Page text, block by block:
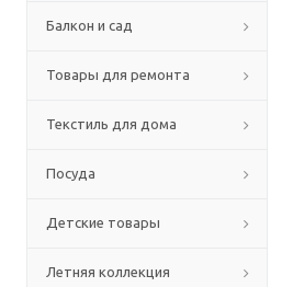
Балкон и сад
Товары для ремонта
Текстиль для дома
Посуда
Детские товары
Летняя коллекция